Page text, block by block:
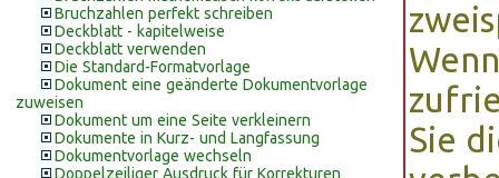
Bruchzahlen perfekt schreiben
Deckblatt - kapitelweise
Deckblatt verwenden
Die Standard-Formatvorlage
Dokument eine geänderte Dokumentvorlage
zuweisen
Dokument um eine Seite verkleinern
Dokumente in Kurz- und Langfassung
Dokumentvorlage wechseln
Doppelzeiliger Ausdruck für Korrekturen
Sie